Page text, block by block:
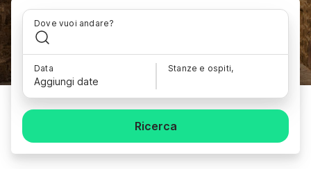
Dove vuoi andare?
Data
Aggiungi date
Stanze e ospiti,
Ricerca